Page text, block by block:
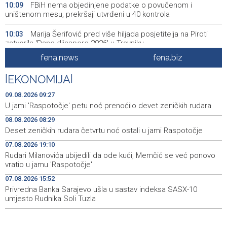
10:09
FBiH nema objedinjene podatke o povučenom i
uništenom mesu, prekršaji utvrđeni u 40 kontrola
10:03
Marija Šerifović pred više hiljada posjetitelja na Piroti
zatvorila 'Dane dijaspore 2026' u Travniku
Kušljugić: Sprječavanje dehidracije i pregrijavanja ključni
za očuvanje zdravlja srca tokom vrućina
09:27
U jami 'Raspotočje' petu noć prenoćilo devet zeničkih
rudara
09:20
Gosti iz regiona okupirali Jahorinu, mnogi zbog popusta
umjesto mora izabrali planinu
Požar kod Konjica lokaliziran, vatrogasci i dalje na
terenu
09:09
U Stupama održan prvi „Gastro Livno“: Više od 20 jela
predstavilo raznolikost livanjske gastronomije
09:05 Pretežno sunčano jutro u BiH, u Mostaru 29 stepeni
fena.news fena.biz
EKONOMIJA
09.08.2026 09:27
U jami 'Raspotočje' petu noć prenoćilo devet zeničkih rudara
08.08.2026 08:29
Deset zeničkih rudara četvrtu noć ostali u jami Raspotočje
07.08.2026 19:10
Rudari Milanovića ubijedili da ode kući, Memčić se već ponovo
vratio u jamu 'Raspotočje'
07.08.2026 15:52
Privredna Banka Sarajevo ušla u sastav indeksa SASX-10
umjesto Rudnika Soli Tuzla